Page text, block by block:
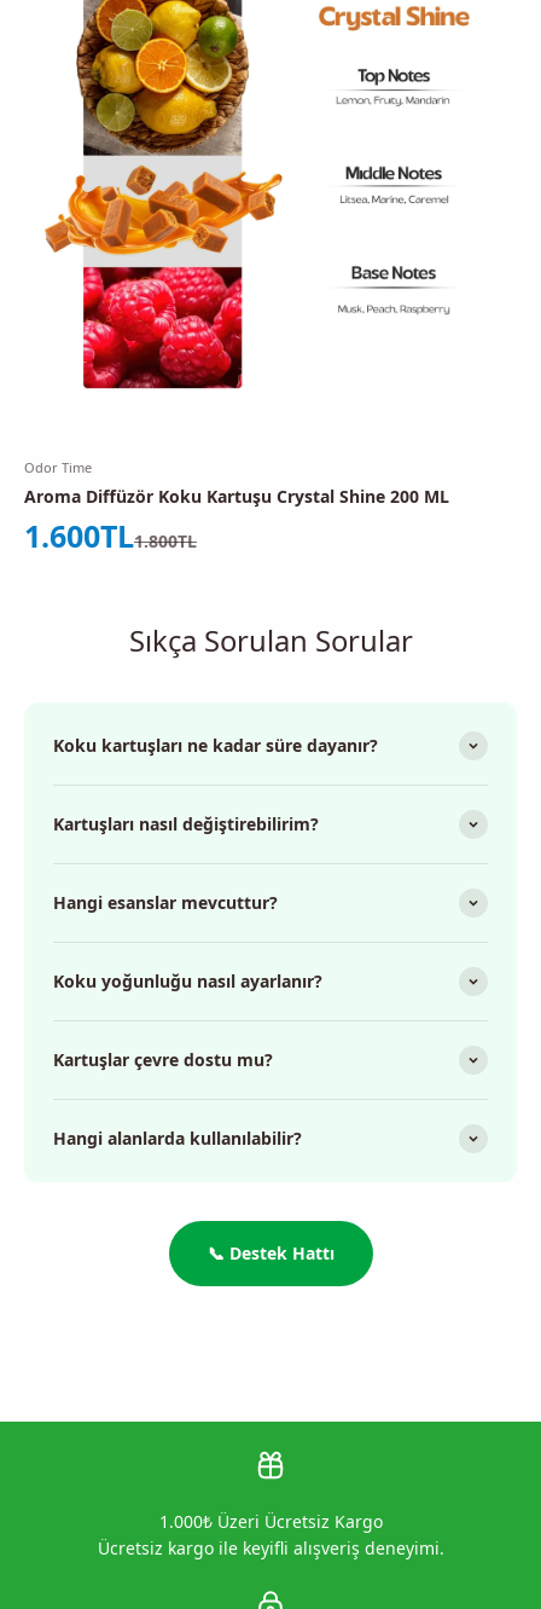
Odor Time
Aroma Diffüzör Koku Kartuşu Crystal Shine 200 ML
İndirimli fiyat
1.600TLNormal fiyat
1.800TL
Sıkça Sorulan Sorular
Koku kartuşları ne kadar süre dayanır?
Kartuşları nasıl değiştirebilirim?
Hangi esanslar mevcuttur?
Koku yoğunluğu nasıl ayarlanır?
Kartuşlar çevre dostu mu?
Hangi alanlarda kullanılabilir?
📞 Destek Hattı
1.000₺ Üzeri Ücretsiz Kargo
Ücretsiz kargo ile keyifli alışveriş deneyimi.